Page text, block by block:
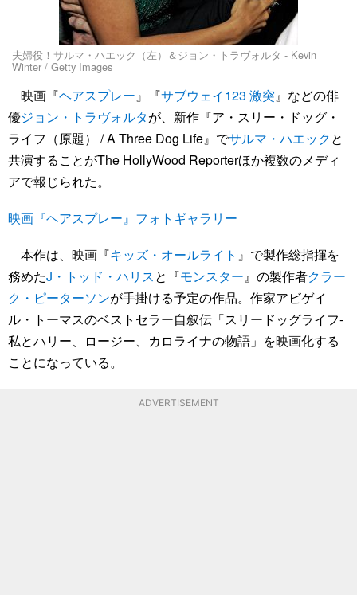
夫婦役！サルマ・ハエック（左）＆ジョン・トラヴォルタ - Kevin
Winter / Getty Images
映画『ヘアスプレー』『サブウェイ123 激突』などの俳
優ジョン・トラヴォルタが、新作『ア・スリー・ドッグ・
ライフ（原題） / A Three Dog Life』でサルマ・ハエックと
共演することがThe HollyWood Reporterほか複数のメディ
アで報じられた。
映画『ヘアスプレー』フォトギャラリー
本作は、映画『キッズ・オールライト 』で製作総指揮を
務めたJ・トッド・ハリスと『モンスター』の製作者クラー
ク・ピーターソンが手掛ける予定の作品。作家アビゲイ
ル・トーマスのベストセラー自叙伝「スリードッグライフ‐
私とハリー、ロージー、カロライナの物語」を映画化する
ことになっている。
ADVERTISEMENT